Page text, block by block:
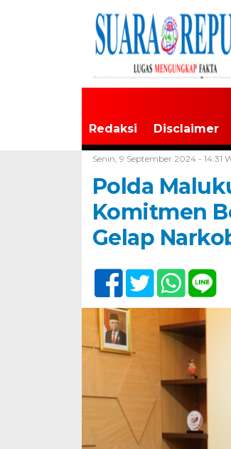
Redaksi Disclaimer
Senin, 9 September 2024 - 14:31
Polda
Komitmen
Gelap